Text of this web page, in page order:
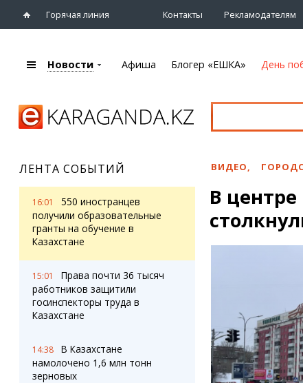
Горячая линия Контакты Рекламодателям
Караганды
eTV
Рассылка новостей
Персоны
Интервью
Афиша
Театры
Спорт
Выставки
Цирк и зоопарк
Блогер «ЕШКА»
Лента блогера
Штрихи
Коллаж недели
Ешкин гороскоп
Карта Караганды
Организации
Мой участковый
Перекрытие дорог
Новости Афиша Блогер «ЕШКА» День
ЛЕНТА СОБЫТИЙ
16:01
550 иностранцев
получили образовательные
гранты на обучение в
Казахстане
15:01
Права почти 36 тысяч
работников защитили
госинспекторы труда в
Казахстане
14:38
В Казахстане
намолочено 1,6 млн тонн
зерновых
ВИДЕО,
В